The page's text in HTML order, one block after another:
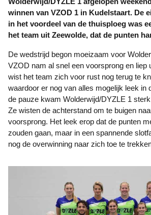
winnen van VZOD 1 in Kudelstaart. De
in het voordeel van de thuisploeg was
het team uit Zeewolde, dat de punten
De wedstrijd begon moeizaam voor Wolderwijd/DYZLE 1.
VZOD nam al snel een voorsprong en liep
wist het team zich voor rust nog terug te
waardoor er nog van alles mogelijk leek in
de pauze kwam Wolderwijd/DYZLE 1
Ze wisten de achterstand om te buigen
voorsprong. Het leek erop dat de punten
zouden gaan, maar in een spannende
nog de overwinning naar zich toe te